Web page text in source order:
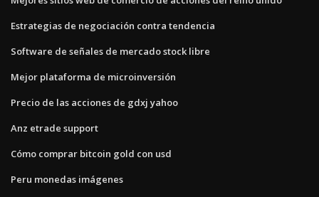
Estrategias de negociación contra tendencia
Software de señales de mercado stock libre
Mejor plataforma de microinversión
Precio de las acciones de gdxj yahoo
Anz etrade support
Cómo comprar bitcoin gold con usd
Peru monedas imágenes